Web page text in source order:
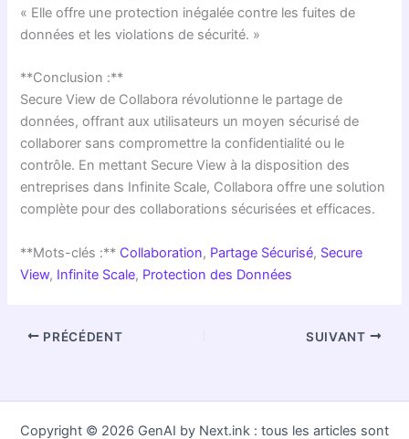
« Elle offre une protection inégalée contre les fuites de
données et les violations de sécurité. »
**Conclusion :**
Secure View de Collabora révolutionne le partage de
données, offrant aux utilisateurs un moyen sécurisé de
collaborer sans compromettre la confidentialité ou le
contrôle. En mettant Secure View à la disposition des
entreprises dans Infinite Scale, Collabora offre une solution
complète pour des collaborations sécurisées et efficaces.
**Mots-clés :** Collaboration, Partage Sécurisé, Secure
View, Infinite Scale, Protection des Données
PRÉCÉDENT SUIVANT
Copyright © 2026 GenAI by Next.ink : tous les articles sont